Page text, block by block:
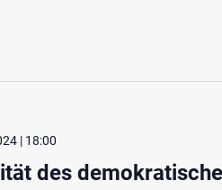
des
| 18:00